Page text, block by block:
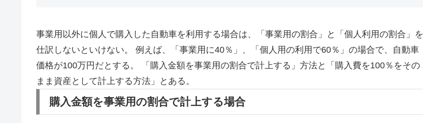
事業用以外に個人で購入した自動車を利用する場合は、「事業用の割合」と「個人利用の割合」を
仕訳しないといけない。 例えば、「事業用に40％」、「個人用の利用で60％」の場合で、自動車
価格が100万円だとする。 「購入金額を事業用の割合で計上する」方法と「購入費を100％をその
まま資産として計上する方法」とある。
購入金額を事業用の割合で計上する場合